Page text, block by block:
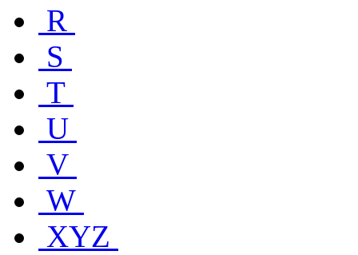
R
S
T
U
V
W
XYZ